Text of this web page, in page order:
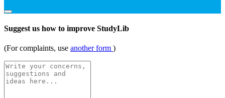
Suggest us how to improve StudyLib
(For complaints, use another form )